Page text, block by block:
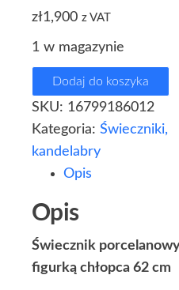
zł1,900 z VAT
1 w magazynie
Dodaj do koszyka
SKU: 16799186012
Kategoria: Świeczniki,
kandelabry
Opis
Opis
Świecznik
figurką chłopca 62 cm